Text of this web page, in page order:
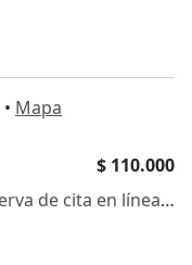
• Mapa
$ 110.000
Este especialista no ofrece reserva de cita en línea en esta dirección.